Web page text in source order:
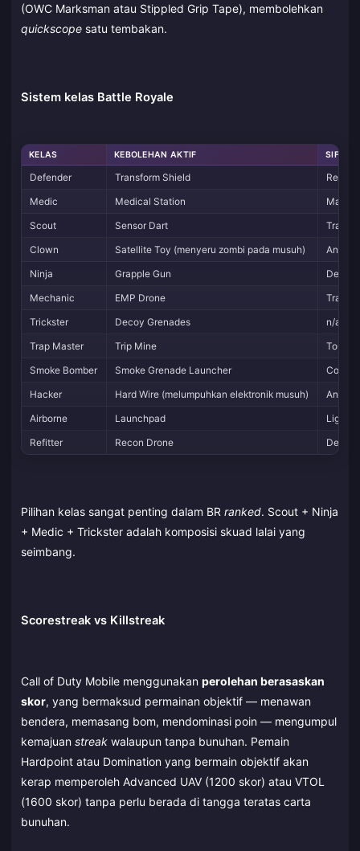
(OWC Marksman atau Stippled Grip Tape), membolehkan
quickscope satu tembakan.
Sistem kelas Battle Royale
KELAS KEBOLEHAN AKTIF SIFAT
Defender Transform Shield
Medic
Medical Station
Scout
Sensor Dart
Clown
Satellite Toy (menyeru zombi pada musuh)
Anti-
Ninja
Grapple Gun
Mechanic
EMP Drone
Trickster
Decoy Grenades
n/a
Trap Master
Trip Mine
Smoke Bomber
Smoke Grenade Launcher
Hacker
Hard Wire (melumpuhkan elektronik musuh)
Anti-
Airborne
Launchpad
Refitter
Recon Drone
Pilihan kelas sangat penting dalam BR ranked. Scout + Ninja
+ Medic + Trickster adalah komposisi skuad lalai yang
seimbang.
Scorestreak vs Killstreak
Call of Duty Mobile menggunakan perolehan berasaskan
skor, yang bermaksud permainan objektif — menawan
bendera, memasang bom, mendominasi poin — mengumpul
kemajuan streak walaupun tanpa bunuhan. Pemain
Hardpoint atau Domination yang bermain objektif akan
kerap memperoleh Advanced UAV (1200 skor) atau VTOL
(1600 skor) tanpa perlu berada di tangga teratas carta
bunuhan.